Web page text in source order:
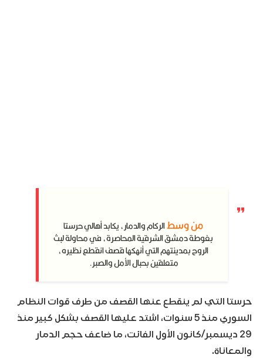
من وسطالركام والدمار، يكابد أهالي حرستا
بغوطة دمشق الشرقية المحاصرة، في محاولة لبث
الروح بمدينتهم التي أنهكها قصف انقطع نظيره،
متعلقين بحبال الأمل والصبر.
حرستا التي لم ينقطع عنها القصف من طرف قوات النظام
السوري منذ 5 سنوات، اشتد عليها القصف بشكل كبير منذ
29 ديسمبر/كانون الأول الفائت، ما ضاعف حجم الدمار
والمعاناة.